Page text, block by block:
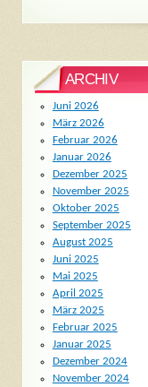
ARCHIV
Juni 2026
März 2026
Februar 2026
Januar 2026
Dezember 2025
November 2025
Oktober 2025
September 2025
August 2025
Juni 2025
Mai 2025
April 2025
März 2025
Februar 2025
Januar 2025
Dezember 2024
November 2024